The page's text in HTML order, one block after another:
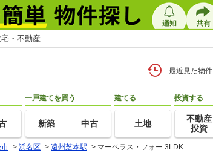
・不動産
最近見た物件
一戸建てを買う
新築 中古
建てる
土地
投資する
不動産
投資
> 浜名区 > 遠州芝本駅 > マーベラス・フォー 3LDK